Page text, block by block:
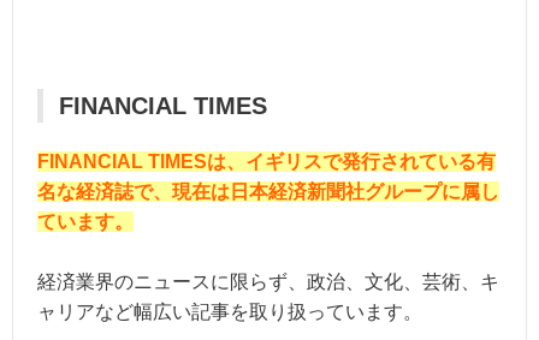
FINANCIAL TIMES
FINANCIAL TIMESは、イギリスで発行されている有
名な経済誌で、現在は日本経済新聞社グループに属し
ています。
経済業界のニュースに限らず、政治、文化、芸術、キ
ャリアなど幅広い記事を取り扱っています。